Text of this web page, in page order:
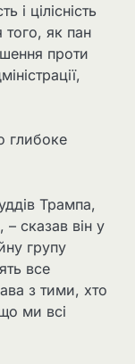
і цілісність
того, як пан
проти
глибоке
Трампа,
– сказав він у
групу
все
з тими, хто
ми всі